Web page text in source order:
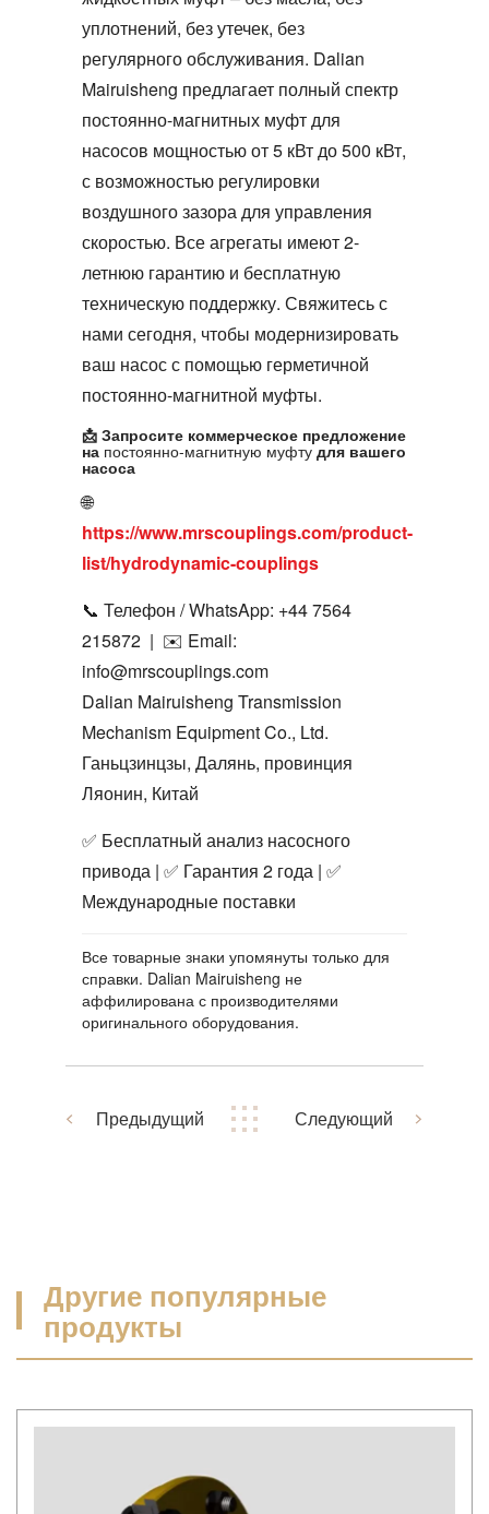
уплотнений, без утечек, без
регулярного обслуживания. Dalian
Mairuisheng предлагает полный спектр
постоянно-магнитных муфтдля
насосов мощностью от 5 кВт до 500 кВт,
с возможностью регулировки
воздушного зазора для управления
скоростью. Все агрегаты имеют 2-
летнюю гарантию и бесплатную
техническую поддержку. Свяжитесь с
нами сегодня, чтобы модернизировать
ваш насос с помощью герметичной
постоянно-магнитной муфты.
📩 Запросите коммерческое предложение
на постоянно-магнитную муфтудля вашего
насоса
🌐
https://www.mrscouplings.com/product-
list/hydrodynamic-couplings
📞 Телефон / WhatsApp: +44 7564
215872| ✉️ Email:
info@mrscouplings.com
Dalian Mairuisheng Transmission
Mechanism Equipment Co., Ltd.
Ганьцзинцзы, Далянь, провинция
Ляонин, Китай
✅ Бесплатный анализ насосного
привода | ✅ Гарантия 2 года | ✅
Международные поставки
Все товарные знаки упомянуты только для
справки. Dalian Mairuisheng не
аффилирована с производителями
оригинального оборудования.
Предыдущий Следующий
Другие популярные
продукты